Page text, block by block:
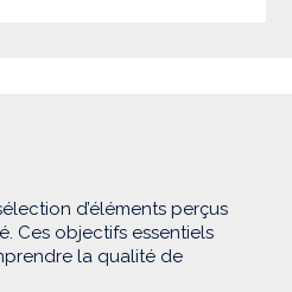
d’éléments perçus
Ces objectifs essentiels
la qualité de